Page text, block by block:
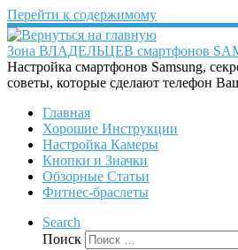
Перейти к содержимому
Зона ВЛАДЕЛЬЦЕВ смартфонов
Настройка смартфонов Samsung,
советы, которые сделают телефон
Главная
Хорошие Инструкции
Настройка Камеры
Кнопки и Значки
Обзорные Статьи
Фитнес-браслеты
Search
Поиск